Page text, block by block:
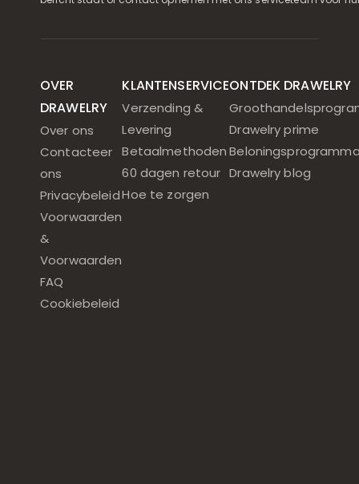
OVER
DRAWELRY
Over ons
Contacteer
ons
Privacybeleid
Voorwaarden
&
Voorwaarden
FAQ
Cookiebeleid
KLANTENSERVICE
Verzending &
Levering
Betaalmethoden
60 dagen retour
Hoe te zorgen
ONTDEK DRAWELRY
Drawelry prime
Drawelry blog